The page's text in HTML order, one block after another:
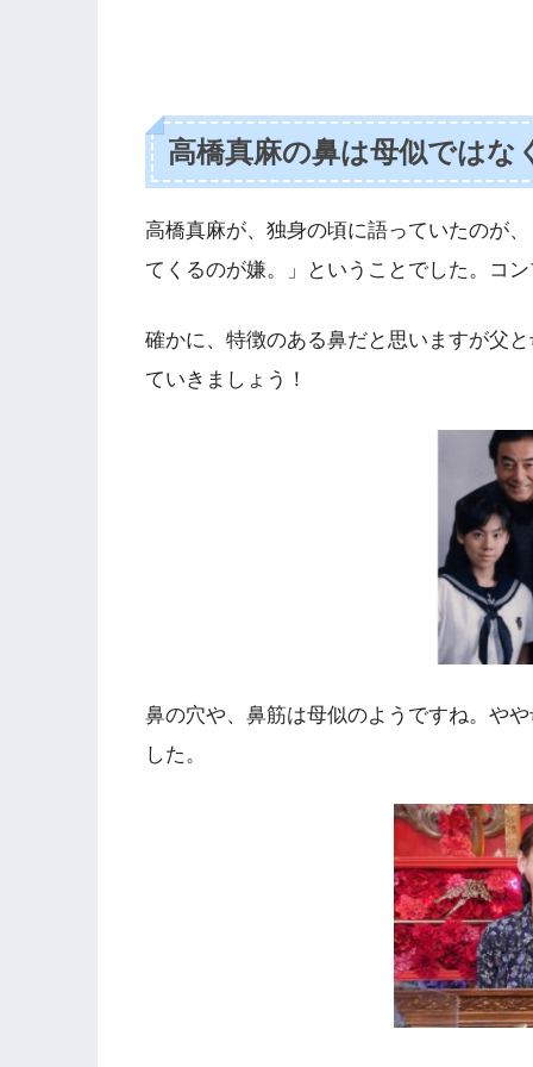
高橋真麻の鼻は母似ではな
高橋真麻が、独身の頃に語っていたのが
てくるのが嫌。」ということでした。コ
確かに、特徴のある鼻だと思いますが父
ていきましょう！
鼻の穴や、鼻筋は母似のようですね。や
した。